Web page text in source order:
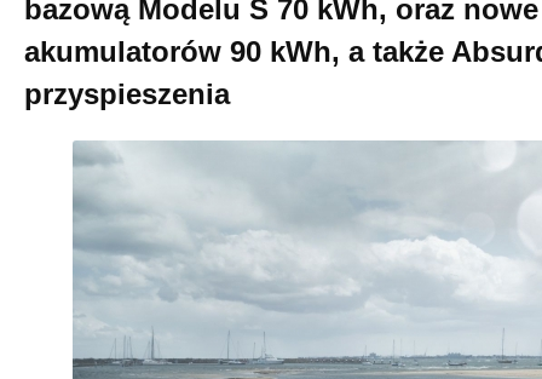
bazową Modelu S 70 kWh, oraz
akumulatorów 90 kWh, a także
przyspieszenia